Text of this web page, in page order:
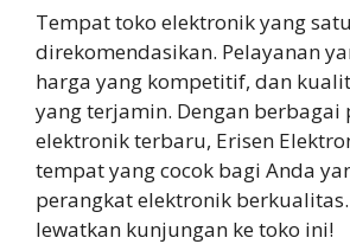
Tempat toko elektronik yang
direkomendasikan. Pelayanan
harga yang kompetitif, dan
yang terjamin. Dengan berbagai
elektronik terbaru, Erisen
tempat yang cocok bagi Anda
perangkat elektronik berkualitas.
lewatkan kunjungan ke toko ini!